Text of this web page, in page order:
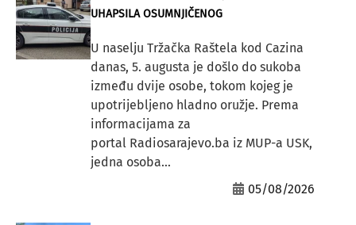
UHAPSILA OSUMNJIČENOG
U naselju Tržačka Raštela kod Cazina
danas, 5. augusta je došlo do sukoba
između dvije osobe, tokom kojeg je
upotrijebljeno hladno oružje. Prema
informacijama za
portal Radiosarajevo.ba iz MUP-a USK,
jedna osoba...
05/08/2026